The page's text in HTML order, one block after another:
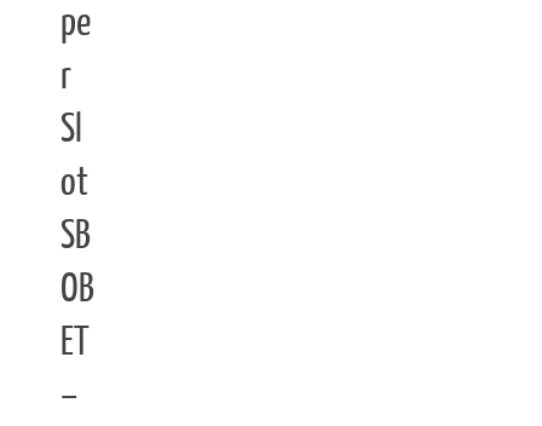
pe
r
Sl
ot
SB
OB
ET
–